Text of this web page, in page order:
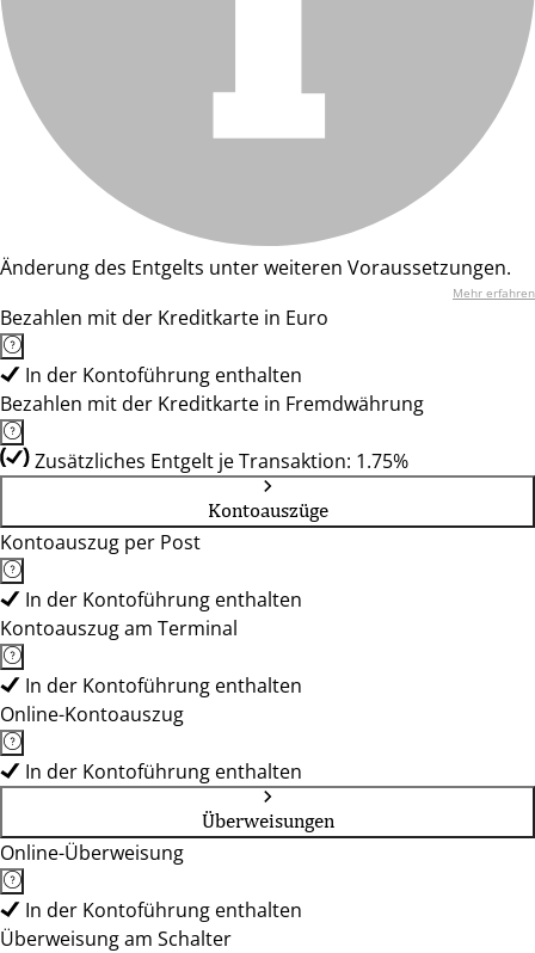
Änderung des Entgelts unter weiteren Voraussetzungen.
Mehr erfahren
Bezahlen mit der Kreditkarte in Euro
In der Kontoführung enthalten
Bezahlen mit der Kreditkarte in Fremdwährung
Zusätzliches Entgelt je Transaktion: 1.75%
Kontoauszüge
Kontoauszug per Post
In der Kontoführung enthalten
Kontoauszug am Terminal
In der Kontoführung enthalten
Online-Kontoauszug
In der Kontoführung enthalten
Überweisungen
Online-Überweisung
In der Kontoführung enthalten
Überweisung am Schalter